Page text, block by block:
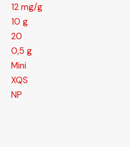
12 mg/g
10 g
20
0,5 g
Mini
XQS
NP